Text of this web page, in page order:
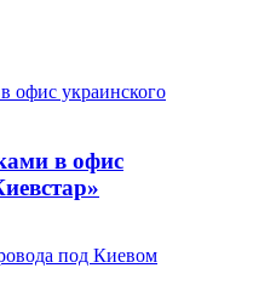
в офис